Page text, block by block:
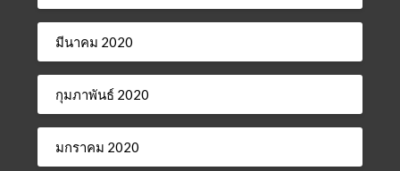
มีนาคม 2020
กุมภาพันธ์ 2020
มกราคม 2020